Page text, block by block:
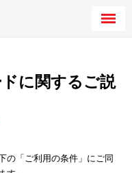
に関するご説
の「ご利用の条件」にご同